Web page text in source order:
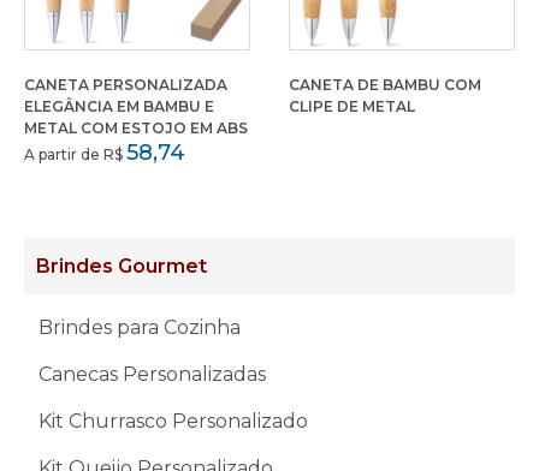
Brindes Gourmet
Brindes para Cozinha
Canecas Personalizadas
Kit Churrasco Personalizado
CANETA PERSONALIZADA
ELEGÂNCIA EM BAMBU E
METAL COM ESTOJO EM ABS
A partir de R$ 58,74
CANETA DE BAMBU COM
CLIPE DE METAL